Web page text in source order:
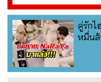
คู่รักไ
หมื่นล้